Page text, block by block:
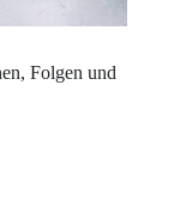
Folgen und